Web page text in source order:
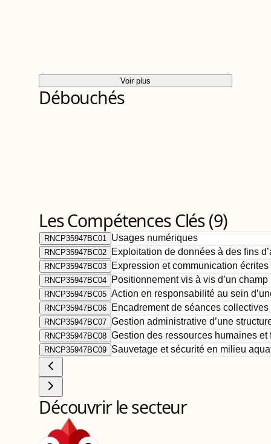
Voir plus
Débouchés
Les Compétences Clés (9)
RNCP35947BC01 Usages numériques
RNCP35947BC02 Exploitation de données à des fins
RNCP35947BC03 Expression et communication écrites
RNCP35947BC04 Positionnement vis à vis d’un
RNCP35947BC05 Action en responsabilité au sein
RNCP35947BC06 Encadrement de séances
RNCP35947BC07 Gestion administrative d’une
RNCP35947BC08 Gestion des ressources humaines et
RNCP35947BC09 Sauvetage et sécurité en milieu
Découvrir le secteur